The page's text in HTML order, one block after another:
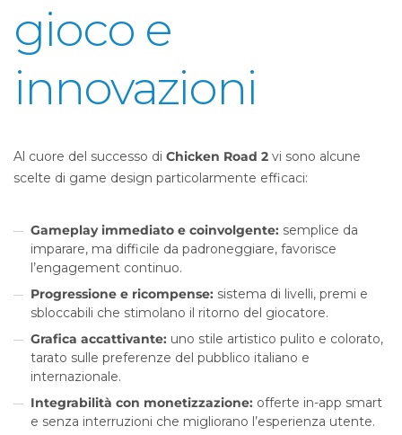
gioco e
innovazioni
Al cuore del successo di Chicken Road 2 vi sono alcune
scelte di game design particolarmente efficaci:
Gameplay immediato e coinvolgente: semplice da
imparare, ma difficile da padroneggiare, favorisce
l’engagement continuo.
Progressione e ricompense: sistema di livelli, premi e
sbloccabili che stimolano il ritorno del giocatore.
Grafica accattivante: uno stile artistico pulito e colorato,
tarato sulle preferenze del pubblico italiano e
internazionale.
Integrabilità con monetizzazione: offerte in-app smart
e senza interruzioni che migliorano l’esperienza utente.